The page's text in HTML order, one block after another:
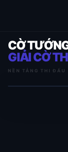
CỜ
GIẢI CỜ
NỀN TẢNG THI ĐẤU